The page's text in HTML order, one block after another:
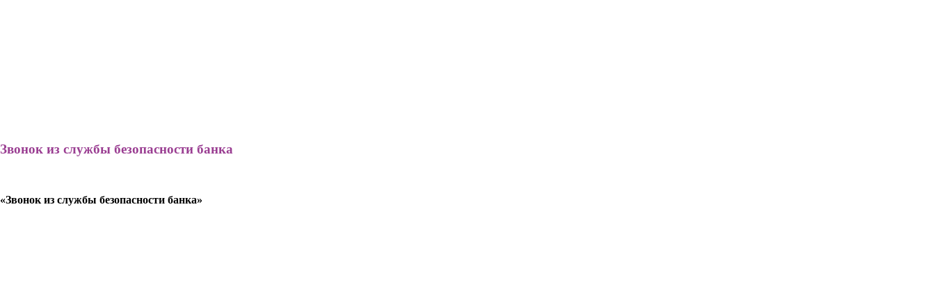
Звонок из службы безопасности банка
«Звонок из службы безопасности банка»